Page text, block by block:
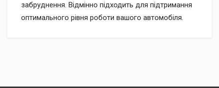
забруднення. Відмінно підходить для підтримання
оптимального рівня роботи вашого автомобіля.